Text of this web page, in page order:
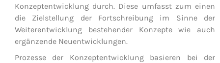
Konzeptentwicklung durch. Diese umfasst zum einen
die Zielstellung der Fortschreibung im Sinne der
Weiterentwicklung bestehender Konzepte wie auch
ergänzende Neuentwicklungen.
Prozesse der Konzeptentwicklung basieren bei der